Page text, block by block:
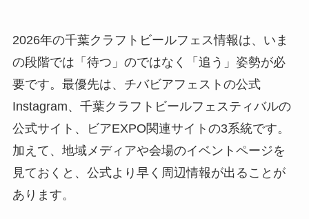
2026年の千葉クラフトビールフェス情報は、いま
の段階では「待つ」のではなく「追う」姿勢が必
要です。最優先は、チバビアフェストの公式
Instagram、千葉クラフトビールフェスティバルの
公式サイト、ビアEXPO関連サイトの3系統です。
加えて、地域メディアや会場のイベントページを
見ておくと、公式より早く周辺情報が出ることが
あります。